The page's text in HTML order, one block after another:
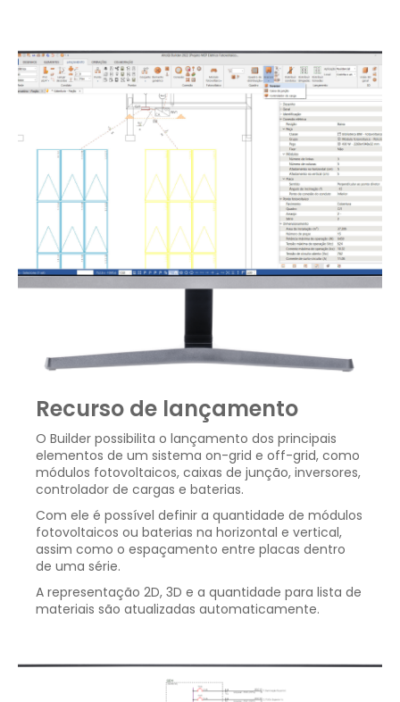
Recurso de lançamento
O Builder possibilita o lançamento dos principais
elementos de um sistema on-grid e off-grid, como
módulos fotovoltaicos, caixas de junção, inversores,
controlador de cargas e baterias.
Com ele é possível definir a quantidade de módulos
fotovoltaicos ou baterias na horizontal e vertical,
assim como o espaçamento entre placas dentro
de uma série.
A representação 2D, 3D e a quantidade para lista de
materiais são atualizadas automaticamente.